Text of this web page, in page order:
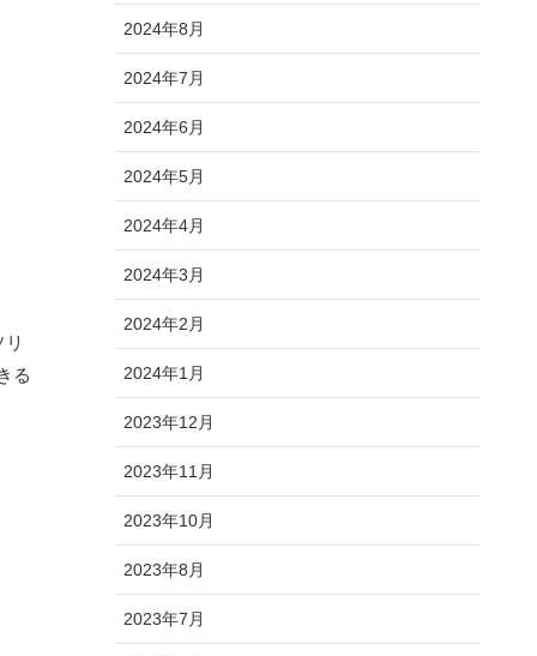
る
2024年8月
2024年7月
2024年6月
2024年5月
2024年4月
2024年3月
2024年2月
2024年1月
2023年12月
2023年11月
2023年10月
2023年8月
2023年7月